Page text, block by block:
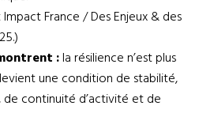
France / Des Enjeux & des
:la résilience n’est plus
une condition de stabilité,
continuité d’activité et de